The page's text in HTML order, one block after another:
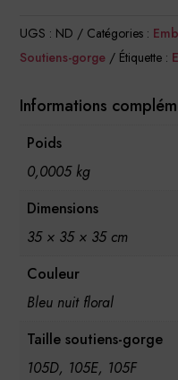
UGS : ND Catégories :
Soutiens-gorge
Étiquette :
Informations
Poids
0,0005 kg
Dimensions
35 × 35 × 35 cm
Couleur
Bleu nuit floral
Taille soutiens-gorge
105D, 105E, 105F